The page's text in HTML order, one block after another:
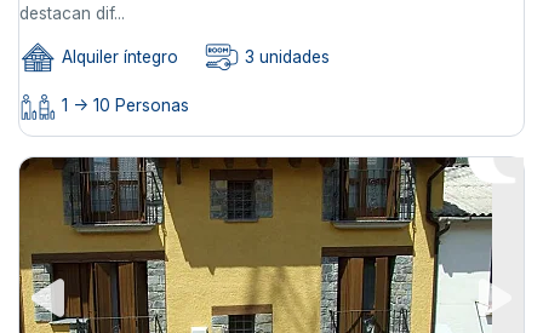
destacan dif...
Alquiler íntegro 3 unidades
1 -> 10 Personas